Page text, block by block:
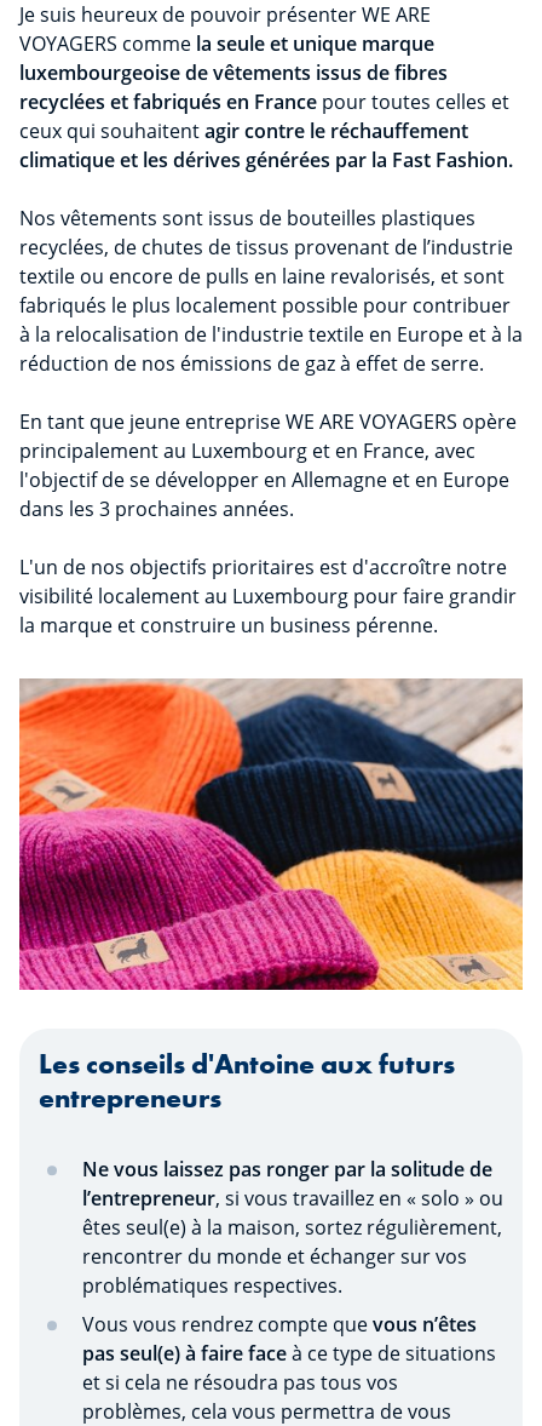
Je suis heureux de pouvoir présenter WE ARE
VOYAGERS comme la seule et unique marque
luxembourgeoise de vêtements issus de fibres
recyclées et fabriqués en France pour toutes celles et
ceux qui souhaitentagir contre le réchauffement
climatique et les dérives générées par la Fast Fashion.
Nos vêtements sont issus de bouteilles plastiques
recyclées, de chutes de tissus provenant de l’industrie
textile ou encore de pulls en laine revalorisés, et sont
fabriqués le plus localement possible pour contribuer
à la relocalisation de l'industrie textile en Europe et à la
réduction de nos émissions de gaz à effet de serre.
En tant que jeune entreprise WE ARE VOYAGERS opère
principalement au Luxembourg et en France, avec
l'objectif de se développer en Allemagne et en Europe
dans les 3 prochaines années.
L'un de nos objectifs prioritaires est d'accroître notre
visibilité localement au Luxembourg pour faire grandir
la marque et construire un business pérenne.
Les conseils d'Antoine aux futurs
entrepreneurs
Ne vous laissez pas ronger par la solitude de
l’entrepreneur, si vous travaillez en « solo » ou
êtes seul(e) à la maison, sortez régulièrement,
rencontrer du monde et échanger sur vos
problématiques respectives.
Vous vous rendrez compte quevous n’êtes
pas seul(e) à faire faceà ce type de situations
et si cela ne résoudra pas tous vos
problèmes, cela vous permettra de vous